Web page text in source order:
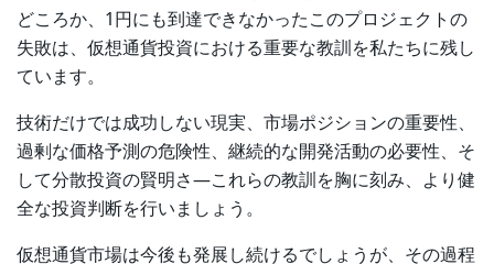
どころか、1円にも到達できなかったこのプロジェクトの
失敗は、仮想通貨投資における重要な教訓を私たちに残し
ています。
技術だけでは成功しない現実、市場ポジションの重要性、
過剰な価格予測の危険性、継続的な開発活動の必要性、そ
して分散投資の賢明さ—これらの教訓を胸に刻み、より健
全な投資判断を行いましょう。
仮想通貨市場は今後も発展し続けるでしょうが、その過程